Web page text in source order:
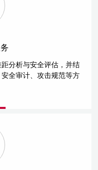
分析与安全评估，并结
全审计、攻击规范等方